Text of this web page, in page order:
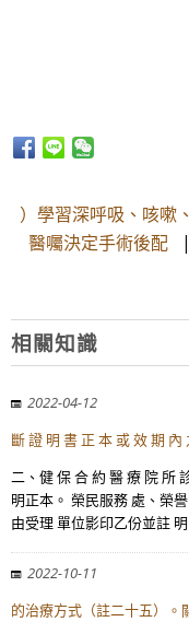
）學習深呼吸、咳嗽
醫囑決定手術後配
相關知識
2022-04-12
斷 證 明 書 正 本 或 效 期 內
二、健 保 合 約 醫 療 院 所
明正本。 榮民服務 處、榮
由受理 單位影印乙份並註
2022-10-11
的治療方式（註二十五）